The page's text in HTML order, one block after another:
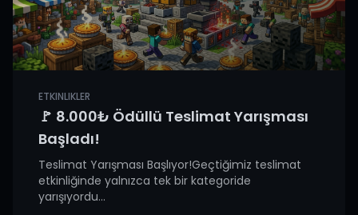
ETKINLIKLER
🚩 8.000₺ Ödüllü Teslimat Yarışması
Başladı!
Teslimat Yarışması Başlıyor!Geçtiğimiz teslimat
etkinliğinde yalnızca tek bir kategoride
yarışıyordu...